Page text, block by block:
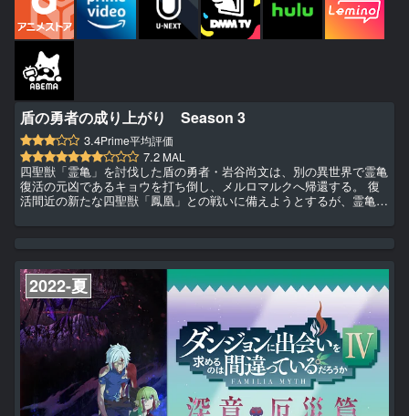
盾の勇者の成り上がり Season 3
3.4Prime平均評価
7.2 MAL
四聖獣「霊亀」を討伐した盾の勇者・岩谷尚文は、別の異世界で霊亀
復活の元凶であるキョウを打ち倒し、メルロマルクへ帰還する。 復
活間近の新たな四聖獣「鳳凰」との戦いに備えようとするが、霊亀騒
が残る状況だった。 今後の戦いに備えて、散り散りになった旧ルロ
ィーロと共に地下賭博闘技場に参加する。 救いを求める亜人たち、
心砕...
2022-夏